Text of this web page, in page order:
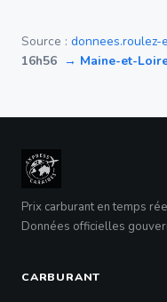
Source : donnees.roulez-
16h56 → Maine-et-
Prix carburant en temps
Données officielles
CARBURANT